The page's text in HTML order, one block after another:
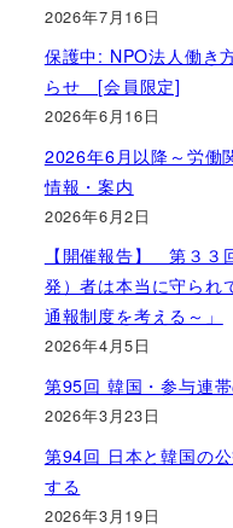
2026年7月16日
保護中: NPO法人働き
らせ [会員限定]
2026年6月16日
2026年6月以降～労働
情報・案内
2026年6月2日
【開催報告】 第３
発）者は本当に守ら
通報制度を考える～」
2026年4月5日
第95回 韓国・参与連
2026年3月23日
第94回 日本と韓国の
する
2026年3月19日